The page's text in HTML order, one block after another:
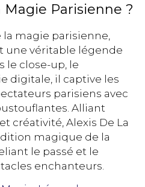
Parisienne ?
magie parisienne,
une véritable légende
le close-up, le
digitale, il captive les
parisiens avec
Alliant
créativité, Alexis De La
magique de la
le passé et le
enchanteurs.